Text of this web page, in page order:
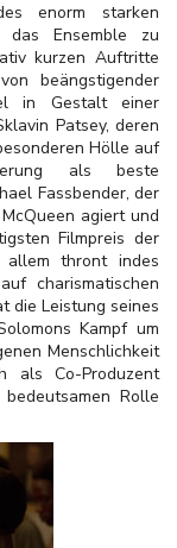
enorm starken
Ensemble zu
kurzen Auftritte
beängstigender
in Gestalt einer
Patsey, deren
Hölle auf
als beste
Fassbender, der
agiert und
Filmpreis der
thront indes
charismatischen
die Leistung seines
Kampf um
Menschlichkeit
als Co-Produzent
Rolle